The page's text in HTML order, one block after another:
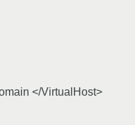
</VirtualHost>